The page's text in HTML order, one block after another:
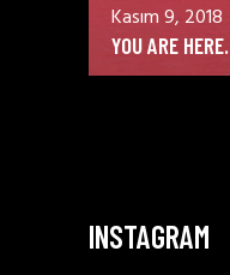
Kasım 9, 2018
YOU ARE HERE.
INSTAGRAM